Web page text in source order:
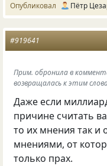
Опубликовал Пётр
#919641
Прим. обронила в
возвращалась к этим
Даже если
причине считать
то их мнения так и
мнениями, от
только прах.